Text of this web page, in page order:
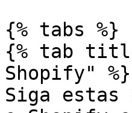
{% tabs %}
{% tab
Shopify" %}
Siga estas